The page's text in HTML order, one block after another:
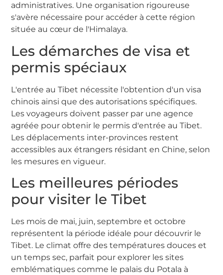
administratives. Une organisation rigoureuse
s'avère nécessaire pour accéder à cette région
située au cœur de l'Himalaya.
Les démarches de visa et
permis spéciaux
L'entrée au Tibet nécessite l'obtention d'un visa
chinois ainsi que des autorisations spécifiques.
Les voyageurs doivent passer par une agence
agréée pour obtenir le permis d'entrée au Tibet.
Les déplacements inter-provinces restent
accessibles aux étrangers résidant en Chine, selon
les mesures en vigueur.
Les meilleures périodes
pour visiter le Tibet
Les mois de mai, juin, septembre et octobre
représentent la période idéale pour découvrir le
Tibet. Le climat offre des températures douces et
un temps sec, parfait pour explorer les sites
emblématiques comme le palais du Potala à